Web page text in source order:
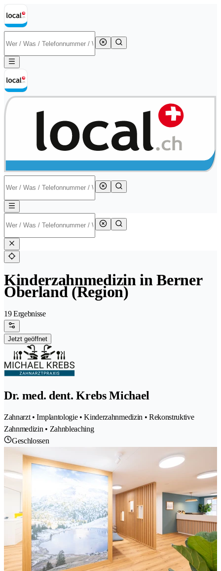
Kinderzahnmedizin in Berner
Oberland (Region)
19 Ergebnisse
Jetzt geöffnet
Dr. med. dent. Krebs Michael
Zahnarzt • Implantologie • Kinderzahnmedizin • Rekonstruktive
Zahnmedizin • Zahnbleaching
Geschlossen